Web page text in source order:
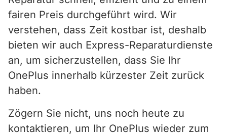
fairen Preis durchgeführt wird. Wir
verstehen, dass Zeit kostbar ist, deshalb
bieten wir auch Express-Reparaturdienste
an, um sicherzustellen, dass Sie Ihr
OnePlus innerhalb kürzester Zeit zurück
haben.
Zögern Sie nicht, uns noch heute zu
kontaktieren, um Ihr OnePlus wieder zum